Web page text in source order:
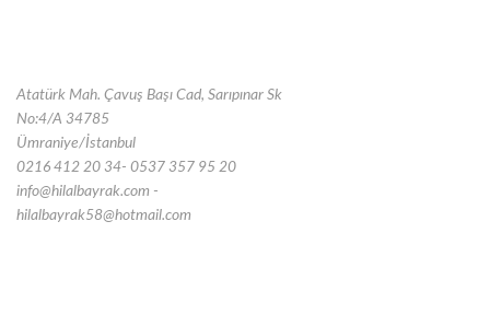
Atatürk Mah. Çavuş Başı Cad, Sarıpınar Sk
No:4/A 34785
Ümraniye/İstanbul
0216 412 20 34- 0537 357 95 20
info@hilalbayrak.com -
hilalbayrak58@hotmail.com